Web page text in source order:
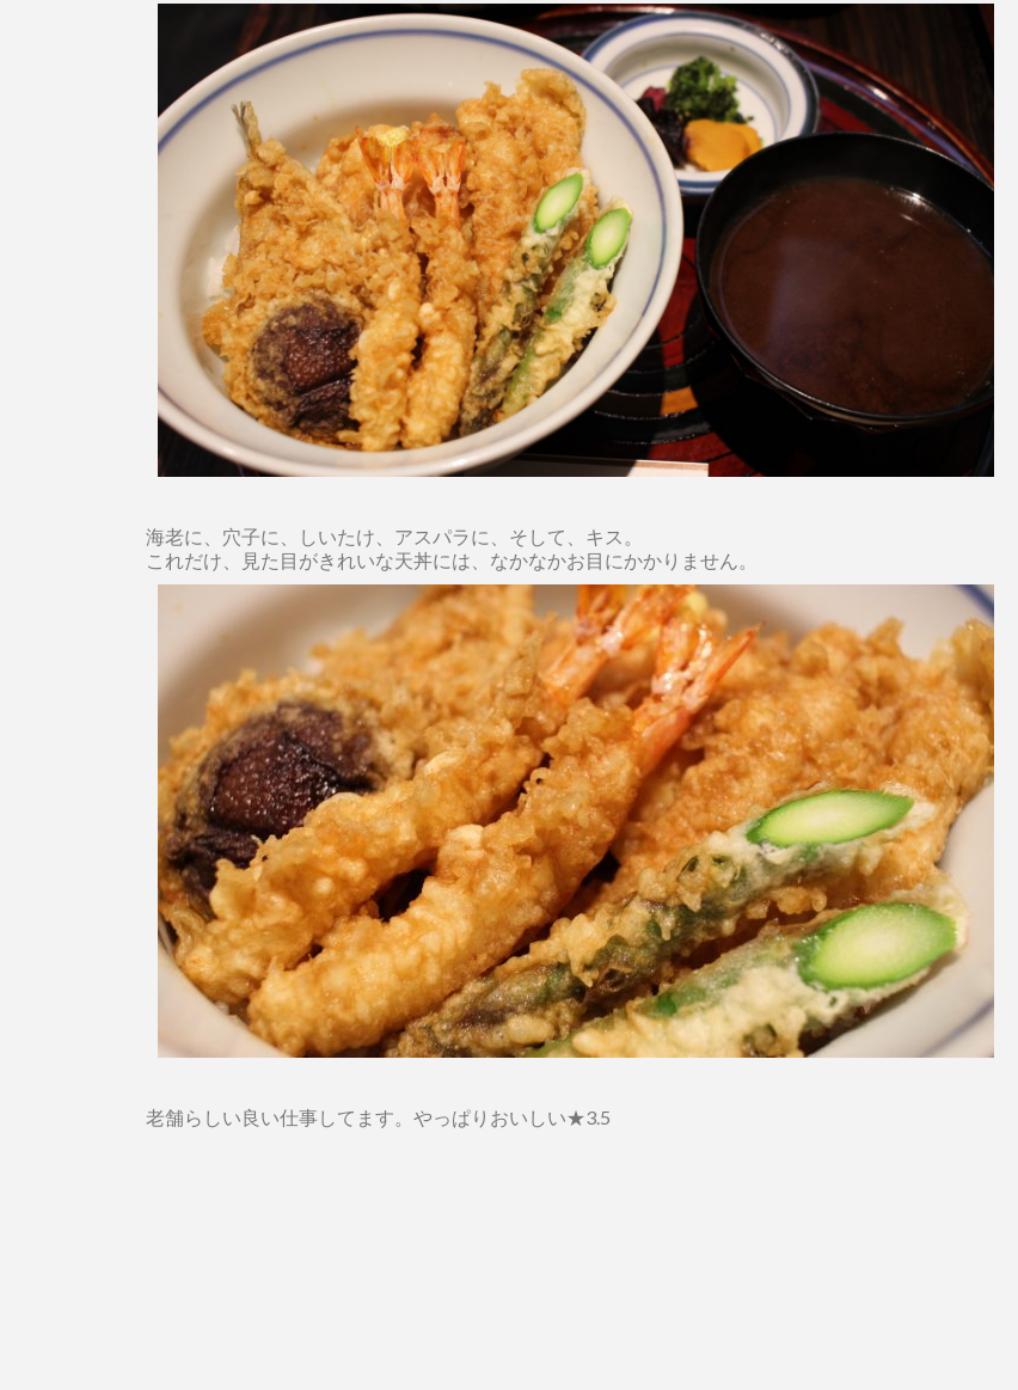
海老に、穴子に、しいたけ、アスパラに、そして、キス。
これだけ、見た目がきれいな天丼には、なかなかお目にかかりません。
老舗らしい良い仕事してます。やっぱりおいしい★3.5